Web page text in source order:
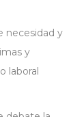
necesidad y
y
laboral